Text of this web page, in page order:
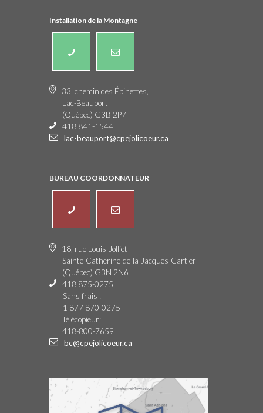
Installation de la Montagne
33, chemin des Épinettes,
Lac-Beauport
(Québec) G3B 2P7
418 841-1544
lac-beauport@cpejolicoeur.ca
BUREAU COORDONNATEUR
18, rue Louis-Jolliet
Sainte-Catherine-de-la-Jacques-Cartier
(Québec) G3N 2N6
418 875-0275
Sans frais :
1 877 870-0275
Télécopieur:
418-800-7659
bc@cpejolicoeur.ca